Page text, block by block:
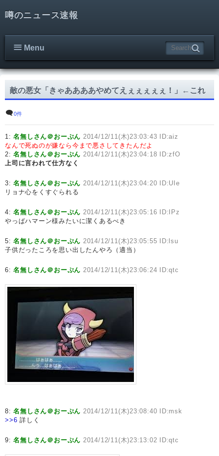
噂のニュース速報
Menu
敵の悪女「きゃああああやめてえぇぇぇぇぇ！」←これ
0件
1:名無しさん＠おーぷん 2014/12/11(木)23:03:43 ID:aiz
なんで死ぬのが嫌なら今まで悪さしてきたんだよ
2:名無しさん＠おーぷん 2014/12/11(木)23:04:18 ID:zfO
上司に言われて仕方なく
3:名無しさん＠おーぷん 2014/12/11(木)23:04:20 ID:UIe
リョナ心をくすぐられる
4:名無しさん＠おーぷん 2014/12/11(木)23:05:16 ID:IPz
やっぱハマーン様みたいに潔くあるべき
5:名無しさん＠おーぷん 2014/12/11(木)23:05:55 ID:lsu
子供だったころを思い出したんやろ（適当）
6:名無しさん＠おーぷん 2014/12/11(木)23:06:24 ID:qtc
8:名無しさん＠おーぷん 2014/12/11(木)23:08:40 ID:msk
>>6 詳しく
9:名無しさん＠おーぷん 2014/12/11(木)23:13:02 ID:qtc